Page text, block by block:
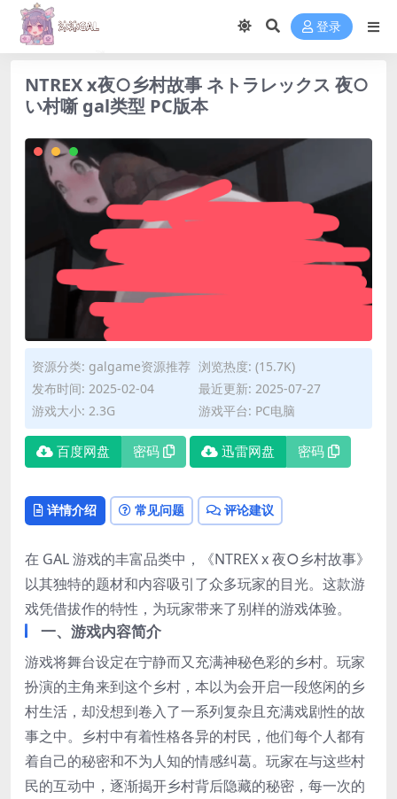
登录
NTREX x夜○乡村故事 ネトラレックス 夜○
い村噺 gal类型 PC版本
资源分类: galgame资源推荐 浏览热度: (15.7K)
发布时间: 2025-02-04
最近更新: 2025-07-27
游戏大小: 2.3G
游戏平台: PC电脑
百度网盘 密码 迅雷网盘 密码
详情介绍 常见问题 评论建议
在 GAL 游戏的丰富品类中，《NTREX x 夜○乡村故事》
以其独特的题材和内容吸引了众多玩家的目光。这款游
戏凭借拔作的特性，为玩家带来了别样的游戏体验。
一、游戏内容简介
游戏将舞台设定在宁静而又充满神秘色彩的乡村。玩家
扮演的主角来到这个乡村，本以为会开启一段悠闲的乡
村生活，却没想到卷入了一系列复杂且充满戏剧性的故
事之中。乡村中有着性格各异的村民，他们每个人都有
着自己的秘密和不为人知的情感纠葛。玩家在与这些村
民的互动中，逐渐揭开乡村背后隐藏的秘密，每一次的